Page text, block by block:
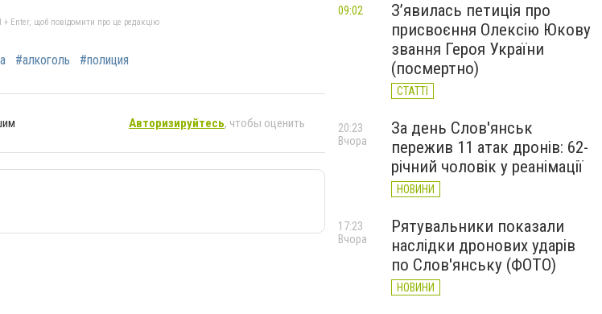
+ Enter, щоб повідомити про це редакцію
#алкоголь #полиция
Авторизируйтесь, чтобы оценить
З’явилась петиція про
присвоєння Олексію Юкову
звання Героя України
(посмертно)
СТАТТІ
09:02
За день Слов'янськ
пережив 11 атак дронів: 62-
річний чоловік у реанімації
НОВИНИ
20:23
Вчора
Рятувальники показали
наслідки дронових ударів
по Слов'янську (ФОТО)
НОВИНИ
17:23
Вчора